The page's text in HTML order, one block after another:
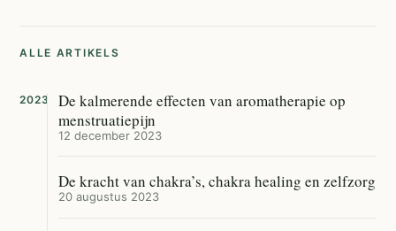
ALLE ARTIKELS
2023
De kalmerende effecten van aromatherapie op
menstruatiepijn
12 december 2023
De kracht van chakra’s, chakra healing en zelfzorg
20 augustus 2023